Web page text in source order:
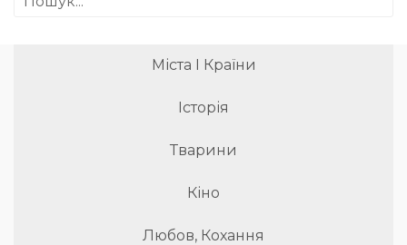
Міста І Країни
Історія
Тварини
Кіно
Любов, Кохання